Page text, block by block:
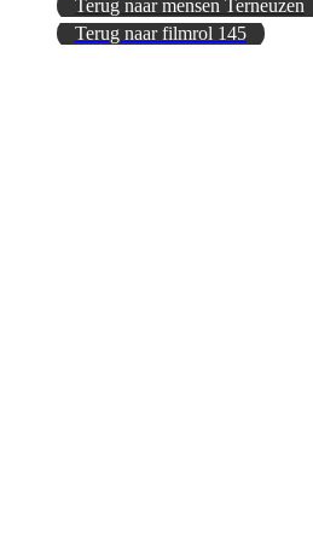
Terug naar mensen Terneuzen
Terug naar filmrol 145